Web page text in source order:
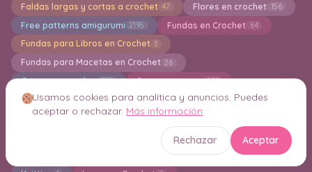
Faldas largas y cortas a crochet 47 Flores en crochet 156
Free patterns amigurumi 2195 Fundas en Crochet 64
Fundas para Libros en Crochet 3
Fundas para Macetas en Crochet 26
Gorros en crochet 282 Grannys square 222
Guantes en crochet 32 Guirnaldas 12
Hogar en crochet Holiday 211 Ideas en crochet
Jersey en Crochet 118
Kimonos
Usamos cookies para analítica y anuncios. Puedes
aceptar o rechazar. Más información
Rechazar Aceptar